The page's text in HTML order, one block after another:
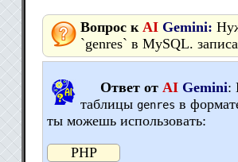
Вопрос к AI Gemini:
`genres` в MySQL.
Ответ от AI Gemini:
таблицы genres в
ты можешь использовать:
PHP